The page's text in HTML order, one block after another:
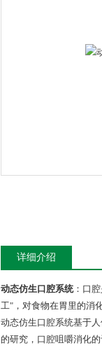
详细介绍
动态仿生口腔系统：口
工"，对食物在胃里的消
动态仿生口腔系统基于
的研究，口腔咀嚼消化